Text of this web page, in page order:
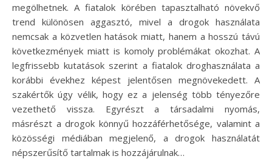
megölhetnek. A fiatalok körében tapasztalható növekvő
trend különösen aggasztó, mivel a drogok használata
nemcsak a közvetlen hatások miatt, hanem a hosszú távú
következmények miatt is komoly problémákat okozhat. A
legfrissebb kutatások szerint a fiatalok droghasználata a
korábbi évekhez képest jelentősen megnövekedett. A
szakértők úgy vélik, hogy ez a jelenség több tényezőre
vezethető vissza. Egyrészt a társadalmi nyomás,
másrészt a drogok könnyű hozzáférhetősége, valamint a
közösségi médiában megjelenő, a drogok használatát
népszerűsítő tartalmak is hozzájárulnak…